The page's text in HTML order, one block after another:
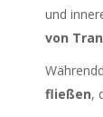
und
von
fließen,